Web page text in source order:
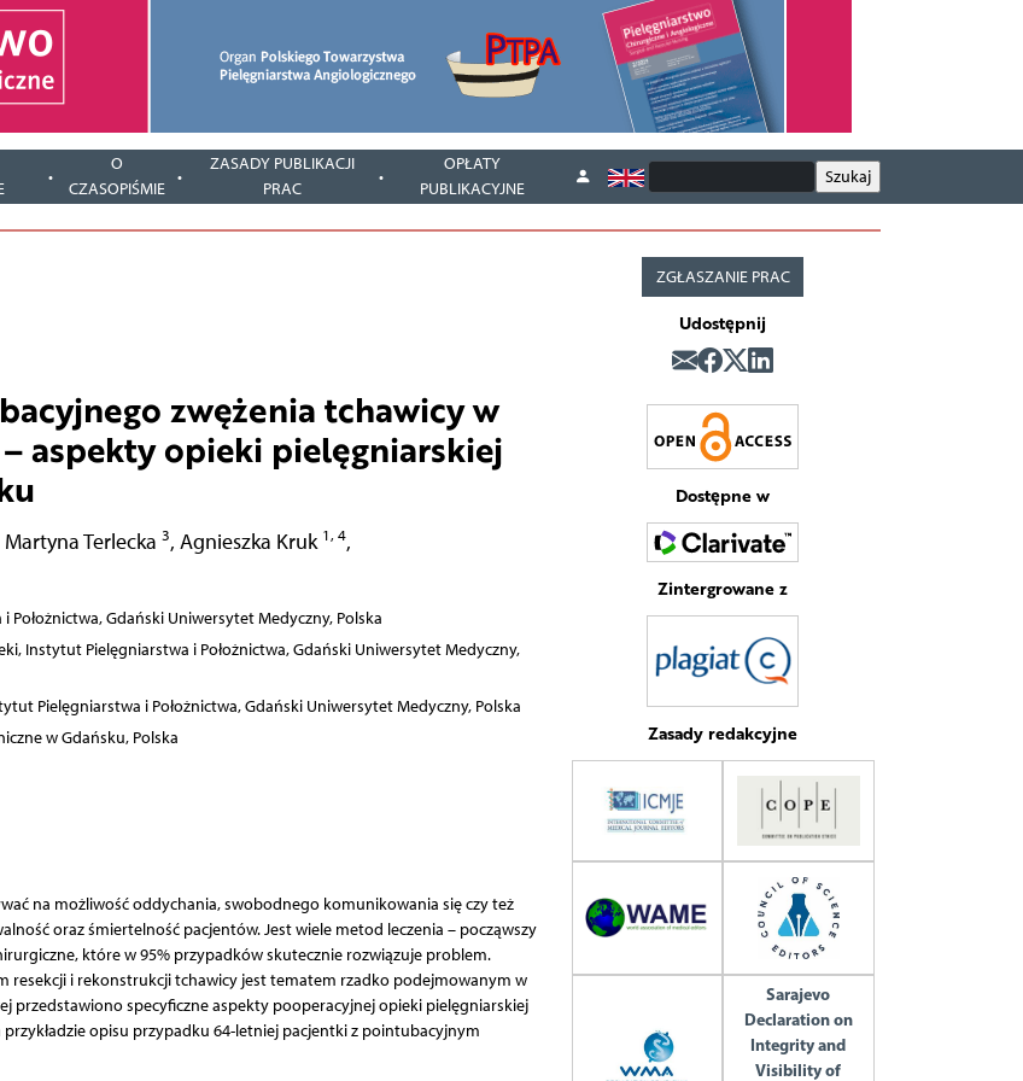
O
CZASOPIŚMIE
ZASADY PUBLIKACJI
PRAC
OPŁATY
PUBLIKACYJNE
zwężenia tchawicy w
aspekty opieki pielęgniarskiej
Martyna Terlecka 3, Agnieszka Kruk 1, 4,
Gdański Uniwersytet Medyczny, Polska
Instytut Pielęgniarstwa i Położnictwa, Gdański Uniwersytet Medyczny,
Pielęgniarstwa i Położnictwa, Gdański Uniwersytet Medyczny, Polska
w Gdańsku, Polska
na możliwość oddychania, swobodnego komunikowania się czy też
oraz śmiertelność pacjentów. Jest wiele metod leczenia – począwszy
które w 95% przypadków skutecznie rozwiązuje problem.
resekcji i rekonstrukcji tchawicy jest tematem rzadko podejmowanym w
przedstawiono specyficzne aspekty pooperacyjnej opieki pielęgniarskiej
opisu przypadku 64-letniej pacjentki z pointubacyjnym
ZGŁASZANIE PRAC
Udostępnij
Dostępne w
Zintergrowane z
Zasady redakcyjne
Sarajevo
Declaration on
Integrity and
Visibility of